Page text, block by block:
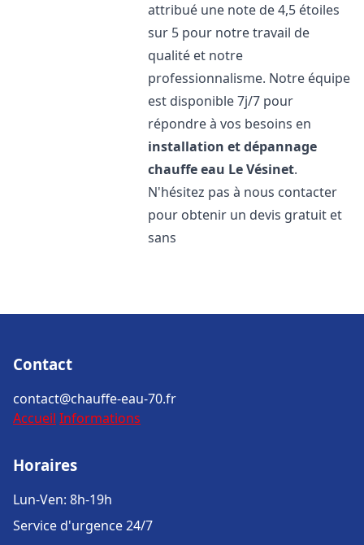
attribué une note de 4,5 étoiles
sur 5 pour notre travail de
qualité et notre
professionnalisme. Notre équipe
est disponible 7j/7 pour
répondre à vos besoins en
installation et dépannage
chauffe eau Le Vésinet.
N'hésitez pas à nous contacter
pour obtenir un devis gratuit et
sans
Contact
contact@chauffe-eau-70.fr
Accueil Informations
Horaires
Lun-Ven: 8h-19h
Service d'urgence 24/7